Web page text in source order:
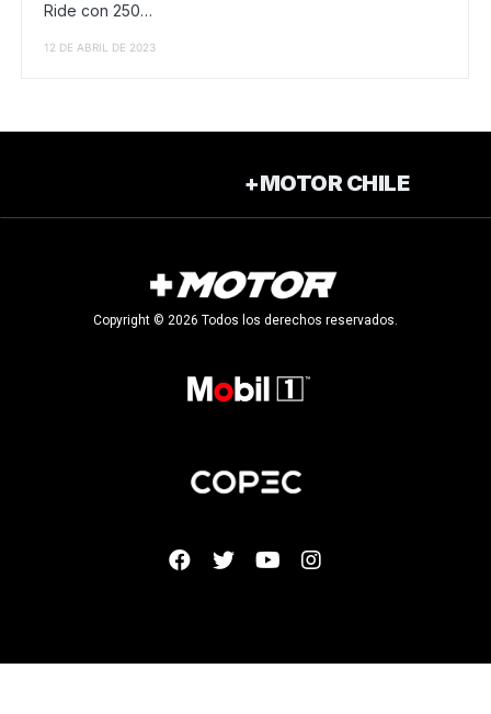
Ride con 250…
12 DE ABRIL DE 2023
+MOTOR CHILE
Copyright © 2026 Todos los derechos reservados.